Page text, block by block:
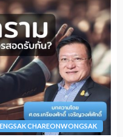
CHAREONWONGSAK